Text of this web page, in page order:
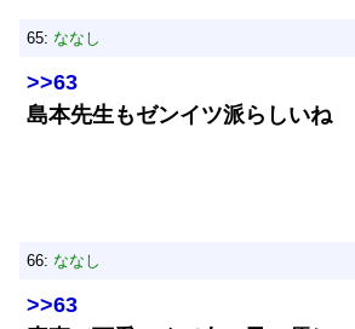
65: ななし
>>63
島本先生もゼンイツ派らしいね
66: ななし
>>63